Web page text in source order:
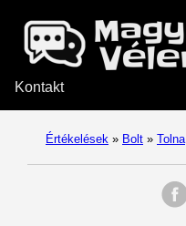
Kontakt
Értékelések » Bolt » Tolna